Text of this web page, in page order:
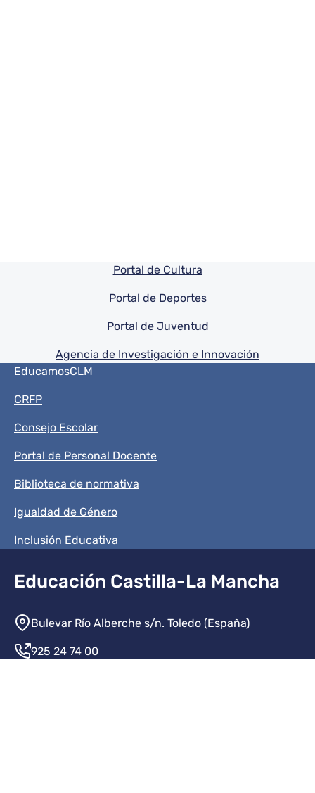
Pie de pagina información
Portal de Cultura
Portal de Deportes
Portal de Juventud
Agencia de Investigación e Innovación
Menú del pie
EducamosCLM
CRFP
Consejo Escolar
Portal de Personal Docente
Biblioteca de normativa
Igualdad de Género
Inclusión Educativa
Educación Castilla-La Mancha
Información de la institución
Bulevar Río Alberche s/n. Toledo (España)
925 24 74 00